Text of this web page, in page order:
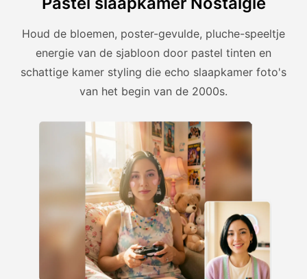
Houd de bloemen, poster-gevulde, pluche-speeltje
energie van de sjabloon door pastel tinten en
schattige kamer styling die echo slaapkamer foto's
van het begin van de 2000s.